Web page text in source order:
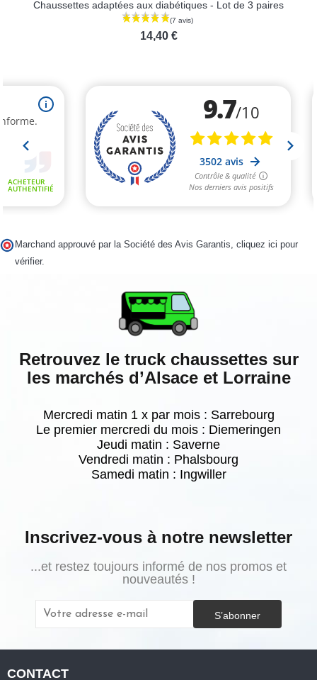
Chaussettes adaptées aux diabétiques - Lot de 3 paires
14,40 €
Marchand approuvé par la Société des Avis Garantis, cliquez ici pour
vérifier.
Retrouvez le truck chaussettes sur
les marchés d’Alsace et Lorraine
Mercredi matin 1 x par mois : Sarrebourg
Le premier mercredi du mois : Diemeringen
Jeudi matin : Saverne
Vendredi matin : Phalsbourg
Samedi matin : Ingwiller
Inscrivez-vous à notre newsletter
...et restez toujours informé de nos promos et
nouveautés !
S’abonner
CONTACT